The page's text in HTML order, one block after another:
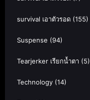
survival เอาตัวรอด (155)
Suspense (94)
Tearjerker เรียกน้ำตา (5)
Technology (14)